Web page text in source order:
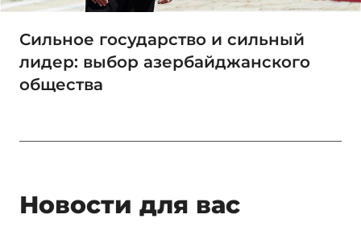
Сильное государство и сильный
лидер: выбор азербайджанского
общества
Новости для вас